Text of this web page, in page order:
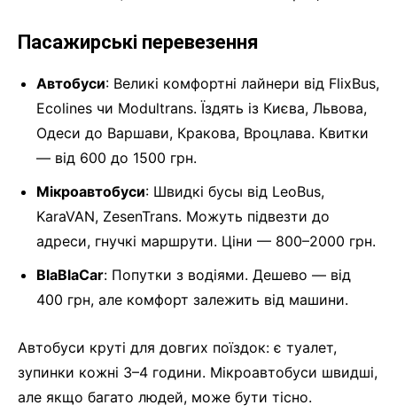
Пасажирські перевезення
Автобуси: Великі комфортні лайнери від FlixBus,
Ecolines чи Modultrans. Їздять із Києва, Львова,
Одеси до Варшави, Кракова, Вроцлава. Квитки
— від 600 до 1500 грн.
Мікроавтобуси: Швидкі бусы від LeoBus,
KaraVAN, ZesenTrans. Можуть підвезти до
адреси, гнучкі маршрути. Ціни — 800–2000 грн.
BlaBlaCar: Попутки з водіями. Дешево — від
400 грн, але комфорт залежить від машини.
Автобуси круті для довгих поїздок: є туалет,
зупинки кожні 3–4 години. Мікроавтобуси швидші,
але якщо багато людей, може бути тісно.